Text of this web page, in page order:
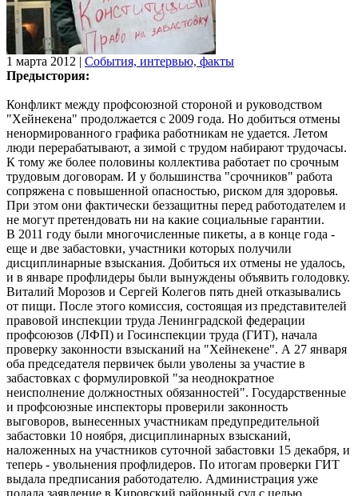
1 марта 2012 | События, интервью, факты
Предыстория:
Конфликт между профсоюзной стороной и руководством
"Хейнекена" продолжается с 2009 года. Но добиться отмены
ненормированного графика работникам не удается. Летом
люди перерабатывают, а зимой с трудом набирают трудочасы.
К тому же более половины коллектива работает по срочным
трудовым договорам. И у большинства "срочников" работа
сопряжена с повышенной опасностью, риском для здоровья.
При этом они фактически беззащитны перед работодателем и
не могут претендовать ни на какие социальные гарантии.
В 2011 году были многочисленные пикеты, а в конце года -
еще и две забастовки, участники которых получили
дисциплинарные взыскания. Добиться их отмены не удалось,
и в январе профлидеры были вынуждены объявить голодовку.
Виталий Морозов и Сергей Колегов пять дней отказывались
от пищи. После этого комиссия, состоящая из представителей
правовой инспекции труда Ленинградской федерации
профсоюзов (ЛФП) и Госинспекции труда (ГИТ), начала
проверку законности взысканий на "Хейнекене". А 27 января
оба председателя первичек были уволены за участие в
забастовках с формулировкой "за неоднократное
неисполнение должностных обязанностей". Государственные
и профсоюзные инспекторы проверили законность
выговоров, вынесенных участникам предупредительной
забастовки 10 ноября, дисциплинарных взысканий,
наложенных на участников суточной забастовки 15 декабря, и
теперь - увольнения профлидеров. По итогам проверки ГИТ
выдала предписания работодателю. Администрация уже
подала заявление в Кировский районный суд с целью